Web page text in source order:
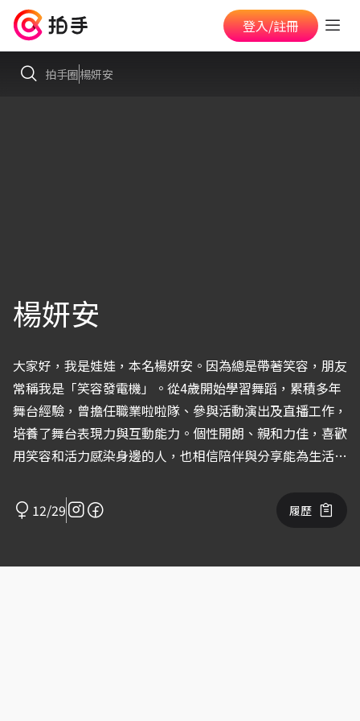
登入/註冊
拍手圈楊妍安
楊妍安
大家好，我是娃娃，本名楊妍安。因為總是帶著笑容，朋友
常稱我是「笑容發電機」。從4歲開始學習舞蹈，累積多年
舞台經驗，曾擔任職業啦啦隊、參與活動演出及直播工作，
培養了舞台表現力與互動能力。個性開朗、親和力佳，喜歡
用笑容和活力感染身邊的人，也相信陪伴與分享能為生活帶
12/29
履歷